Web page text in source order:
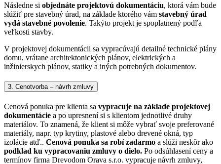
Následne si objednáte projektovú dokumentáciu, ktorá vám bude
slúžiť pre stavebný úrad, na základe ktorého vám stavebný úrad
vydá stavebné povolenie. Takýto projekt je spoplatnený podľa
veľkosti stavby.
V projektovej dokumentácii sa vypracúvajú detailné technické plány
domu, vrátane architektonických plánov, elektrických a
inžinierskych plánov, statiky a iných potrebných dokumentov.
3. Cenotvorba – návrh zmluvy
Cenová ponuka pre klienta sa vypracuje na základe projektovej
dokumentácie a po upresnení si s klientom jednotlivé druhy
materiálov. To znamená, že klient si môže vybrať svoje preferované
materiály, napr. typ krytiny, plastové alebo drevené okná, typ
izolácie atď.. Cenová ponuka sa robí zadarmo a slúži neskôr ako
podklad ku vypracovaniu zmluvy o dielo. Po odsúhlasení ceny a
termínov firma Drevodom Orava s.r.o. vypracuje návrh zmluvy,